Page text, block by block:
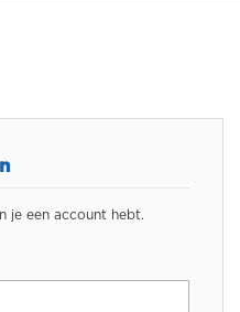
je een account hebt.